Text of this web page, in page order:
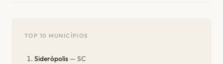
TOP 10 MUNICÍPIOS
Siderópolis — SC